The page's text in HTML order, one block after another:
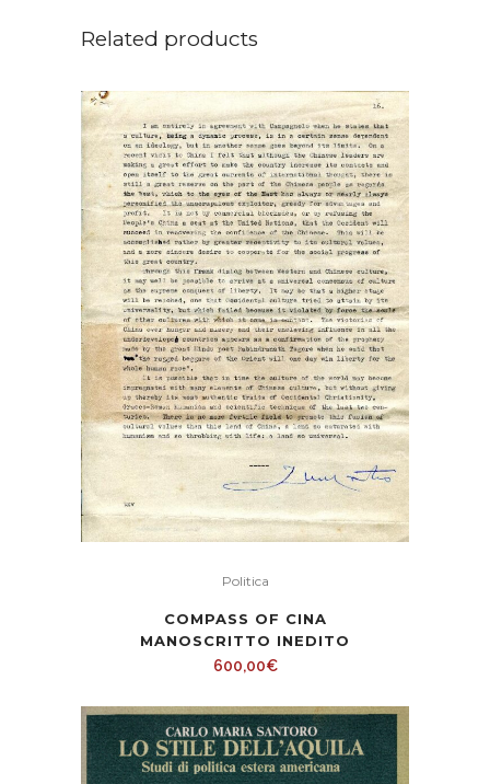
Related products
Politica
COMPASS OF CINA
MANOSCRITTO INEDITO
600,00€